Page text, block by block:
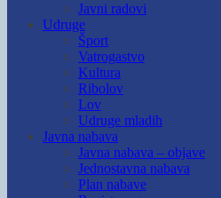
Javni radovi
Udruge
Šport
Vatrogastvo
Kultura
Ribolov
Lov
Udruge mladih
Javna nabava
Javna nabava – objave
Jednostavna nabava
Plan nabave